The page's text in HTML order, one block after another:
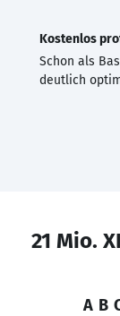
Kostenlos
Schon als
deutlich
21 Mio.
A B